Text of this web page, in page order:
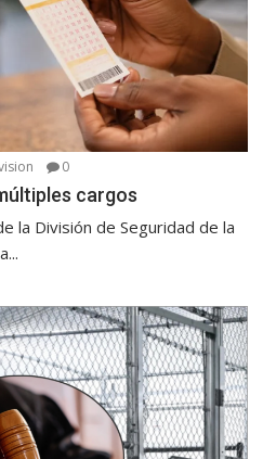
0
cargos
la División de Seguridad de la